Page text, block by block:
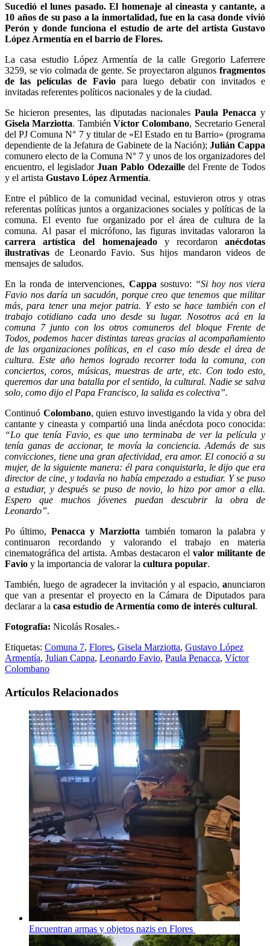
Sucedió el lunes pasado. El homenaje al cineasta y cantante, a
10 años de su paso a la inmortalidad, fue en la casa donde vivió
Perón y donde funciona el estudio de arte del artista Gustavo
López Armentía en el barrio de Flores.
La casa estudio López Armentía de la calle Gregorio Laferrere
3259, se vio colmada de gente. Se proyectaron algunos fragmentos
de las películas de Faviopara luego debatir con invitados e
invitadas referentes políticos nacionales y de la ciudad.
Se hicieron presentes, las diputadas nacionales Paula Penacca y
Gisela Marziotta. TambiénVíctor Colombano, Secretario General
del PJ Comuna N° 7 y titular de «El Estado en tu Barrio» (programa
dependiente de la Jefatura de Gabinete de la Nación); Julián Cappa
comunero electo de la Comuna N° 7 y unos de los organizadores del
encuentro, el legisladorJuan Pablo Odezailledel Frente de Todos
y el artista Gustavo López Armentía.
Entre el público de la comunidad vecinal, estuvieron otros y otras
referentas políticas juntos a organizaciones sociales y políticas de la
comuna. El evento fue organizado por el área de cultura de la
comuna. Al pasar el micrófono, las figuras invitadas valoraron la
carrera artística del homenajeadoy recordaron anécdotas
ilustrativas de Leonardo Favio. Sus hijos mandaron videos de
mensajes de saludos.
En la ronda de intervenciones, Cappa sostuvo: “Si hoy nos viera
Favio nos daría un sacudón, porque creo que tenemos que militar
más, para tener una mejor patria. Y esto se hace también con el
trabajo cotidiano cada uno desde su lugar. Nosotros acá en la
comuna 7 junto con los otros comuneros del bloque Frente de
Todos, podemos hacer distintas tareas gracias al acompañamiento
de las organizaciones políticas, en el caso mío desde el área de
cultura. Este año hemos logrado recorrer toda la comuna, con
conciertos, coros, músicas, muestras de arte, etc. Con todo esto,
queremos dar una batalla por el sentido, la cultural. Nadie se salva
solo, como dijo el Papa Francisco, la salida es colectiva”.
Continuó Colombano, quien estuvo investigando la vida y obra del
cantante y cineasta y compartió una linda anécdota poco conocida:
“Lo que tenía Favio, es que uno terminaba de ver la película y
tenía ganas de accionar, te movía la conciencia. Además de sus
convicciones, tiene una gran afectividad, era amor. El conoció a su
mujer, de la siguiente manera: él para conquistarla, le dijo que era
director de cine, y todavía no había empezado a estudiar. Y se puso
a estudiar, y después se puso de novio, lo hizo por amor a ella.
Espero que muchos jóvenes puedan descubrir la obra de
Leonardo”.
Po último,Penacca y Marziotta también tomaron la palabra y
continuaron recordando y valorando el trabajo en materia
cinematográfica del artista. Ambas destacaron el valor militante de
Favio y la importancia de valorar la cultura popular.
También, luego de agradecer la invitación y al espacio, anunciaron
que van a presentar el proyecto en la Cámara de Diputados para
declarar a la casa estudio de Armentía como de interés cultural.
Fotografía: Nicolás Rosales.-
Etiquetas: Comuna 7, Flores, Gisela Marziotta, Gustavo López
Armentía, Julian Cappa, Leonardo Favio, Paula Penacca, Víctor
Colombano
Artículos Relacionados
Encuentran armas y objetos nazis en Flores